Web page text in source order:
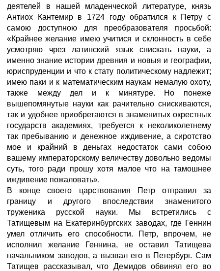
деятелей в нашей младенческой литературе, князь
Антиох Кантемир в 1724 году обратился к Петру с
самою доступною для преобразователя просьбой:
«Крайнее желание имею учитися и склонность в себе
усмотряю чрез латинский язык снискать науки, а
именно знание истории древния и новыя и географии,
юриспруденции и что к стату политическому надлежит;
имею паки и к математическим наукам немалую охоту,
также между дел и к минятуре. Но понеже
вышепомянутые науки как рачительно снискиваются,
так и удобнее приобретаются в знаменитых окрестных
государств академиях, требуется к неколиколетнему
так пребыванию и денежное иждивение, а сиротство
мое и крайний в деньгах недостаток сами собою
вашему императорскому величеству довольно ведомы
суть, того ради прошу хотя малое что на тамошнее
иждивение пожаловать».
В конце своего царствования Петр отправил за
границу и другого впоследствии знаменитого
труженика русской науки. Мы встретились с
Татищевым на Екатеринбургских заводах, где Геннин
умел отличить его способности. Петр, впрочем, не
исполнил желание Геннина, не оставил Татищева
начальником заводов, а вызвал его в Петербург. Сам
Татищев рассказывал, что Демидов обвинял его во